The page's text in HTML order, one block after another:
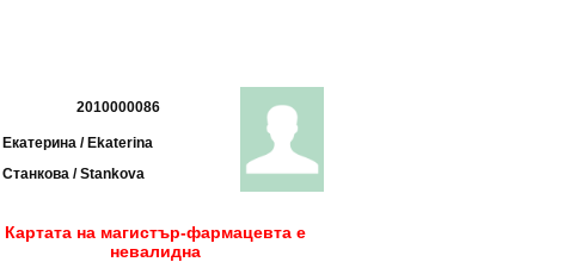
2010000086
Екатерина / Ekaterina
Станкова / Stankova
Картата на магистър-фармацевта е
невалидна